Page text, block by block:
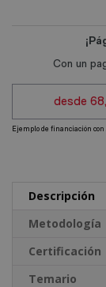
Selección
Certificado
Descripción
Metodología
Certificación
Temario